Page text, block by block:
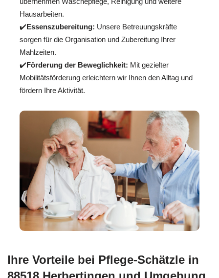
Hausarbeiten.
✔️Essenszubereitung: Unsere Betreuungskräfte
sorgen für die Organisation und Zubereitung Ihrer
Mahlzeiten.
✔️Förderung der Beweglichkeit: Mit gezielter
Mobilitätsförderung erleichtern wir Ihnen den Alltag und
fördern Ihre Aktivität.
Ihre Vorteile bei Pflege-Schätzle in